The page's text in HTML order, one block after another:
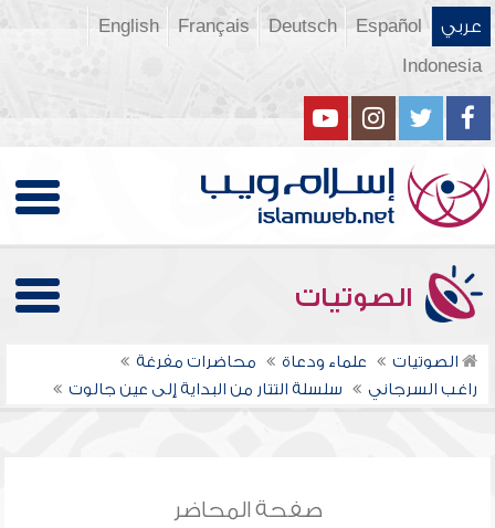
عربي Español
Deutsch
Français
English
Indonesia
الصوتيات
الصوتيات علماء ودعاة
محاضرات مفرغة
راغب السرجاني
سلسلة التتار من البداية إلى عين جالوت
صفحة المحاضر